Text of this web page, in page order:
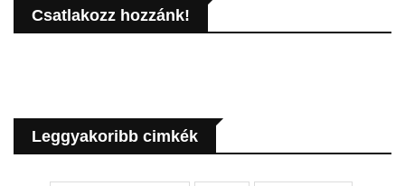
Csatlakozz hozzánk!
Leggyakoribb cimkék